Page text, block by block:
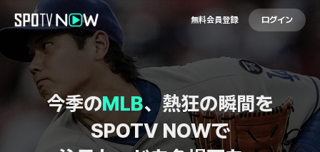
無料会員登録 ログイン
今季のMLB、熱狂の瞬間を
SPOTV NOWで